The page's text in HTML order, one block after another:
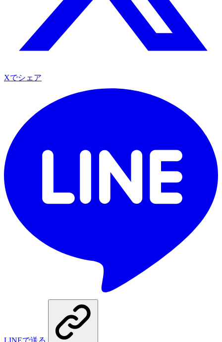
Xでシェア
LINEで送る